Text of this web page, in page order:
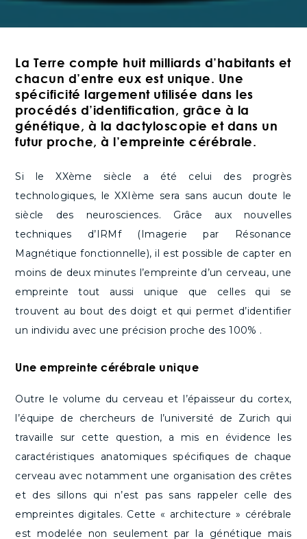
La Terre compte huit milliards d’habitants et
chacun d’entre eux est unique. Une
spécificité largement utilisée dans les
procédés d’identification, grâce à la
génétique, à la dactyloscopie et dans un
futur proche, à l’empreinte cérébrale.
Si le XXème siècle a été celui des progrès
technologiques, le XXIème sera sans aucun doute le
siècle des neurosciences. Grâce aux nouvelles
techniques d’IRMf (Imagerie par Résonance
Magnétique fonctionnelle), il est possible de capter en
moins de deux minutes l’empreinte d’un cerveau, une
empreinte tout aussi unique que celles qui se
trouvent au bout des doigt et qui permet d’identifier
un individu avec une précision proche des 100% .
Une empreinte cérébrale unique
Outre le volume du cerveau et l’épaisseur du cortex,
l’équipe de chercheurs de l’université de Zurich qui
travaille sur cette question, a mis en évidence les
caractéristiques anatomiques spécifiques de chaque
cerveau avec notamment une organisation des crêtes
et des sillons qui n’est pas sans rappeler celle des
empreintes digitales. Cette « architecture » cérébrale
est modelée non seulement par la génétique mais